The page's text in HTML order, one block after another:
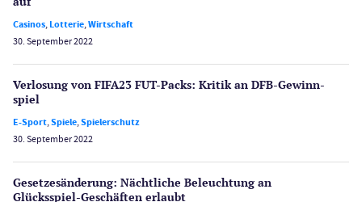
Casinos,Lotterie,Wirtschaft
30. September 2022
Verlosung von FIFA23 FUT-Packs: Kritik an DFB-Gewinn­
spiel
E-Sport,Spiele,Spielerschutz
30. September 2022
Gesetzes­änderung: Nächtliche Beleuch­tung an
Glücksspiel-Geschäften erlaubt